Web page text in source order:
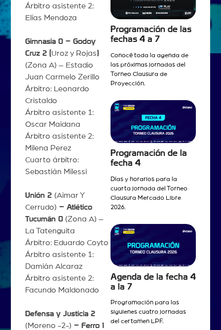
Árbitro asistente 2:
Elías Mendoza
Gimnasia 0 – Godoy
Cruz 2 ( Uroz y Rojas)
(Zona A) – Estadio
Juan Carmelo Zerillo
Árbitro: Leonardo
Cristaldo
Árbitro asistente 1:
Oscar Maidana
Árbitro asistente 2:
Milena Perez
Cuarto árbitro:
Sebastián Milessi
Unión 2 (Aimar Y
Cerrudo) – Atlético
Tucumán 0(Zona A) –
La Tatenguita
Árbitro: Eduardo Coyto
Árbitro asistente 1:
Damián Alcaraz
Árbitro asistente 2:
Facundo Maldonado
Defensa y Justicia 2
(Moreno -2-) – Ferro 1
Programación de las
fechas 4 a 7
Conocé toda la agenda de
las próximas jornadas del
Torneo Clausura de
Proyección.
Programación de la
fecha 4
Días y horarios para la
cuarta jornada del Torneo
Clausura Mercado Libre
2026.
Agenda de la fecha 4
a la 7
Programación para las
siguienes cuatro jornadas
del certamen LPF.